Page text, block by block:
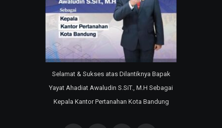
Selamat & Sukses atas Dilantiknya Bapak
Yayat Ahadiat Awaludin S.SiT., M.H Sebagai
Kepala Kantor Pertanahan Kota Bandung